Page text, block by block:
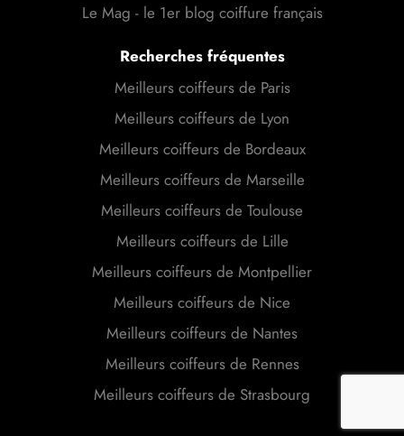
Le Mag - le 1er blog coiffure français
Recherches fréquentes
Meilleurs coiffeurs de Paris
Meilleurs coiffeurs de Lyon
Meilleurs coiffeurs de Bordeaux
Meilleurs coiffeurs de Marseille
Meilleurs coiffeurs de Toulouse
Meilleurs coiffeurs de Lille
Meilleurs coiffeurs de Montpellier
Meilleurs coiffeurs de Nice
Meilleurs coiffeurs de Nantes
Meilleurs coiffeurs de Rennes
Meilleurs coiffeurs de Strasbourg